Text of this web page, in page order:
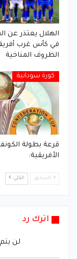
الهلال يعتذر عن
في كأس غرب
الظروف المناخية
كورة سودانية
قرعة بطولة
الأفريقية:
السابق التالي
اترك رد
لن